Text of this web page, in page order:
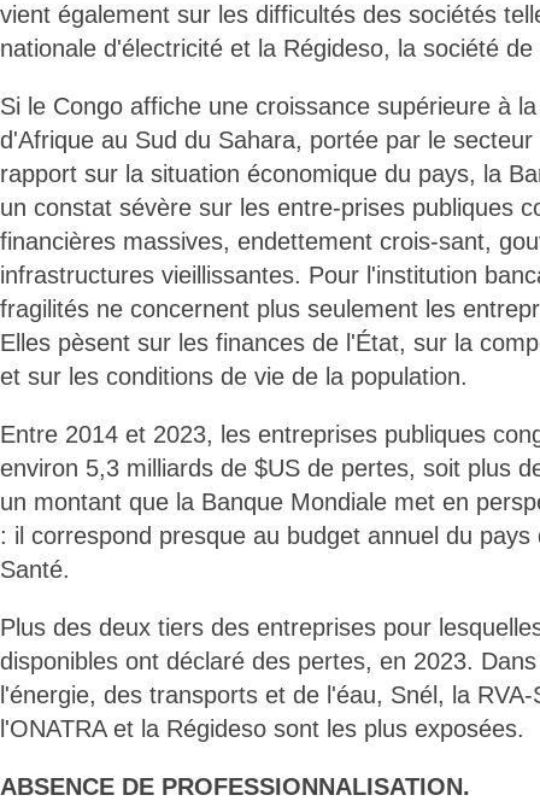
vient également sur les difficultés des sociétés
nationale d'électricité et la Régideso, la société de
Si le Congo affiche une croissance supérieure à
d'Afrique au Sud du Sahara, portée par le
rapport sur la situation économique du pays, la
un constat sévère sur les entre-prises publiques
financières massives, endettement crois-sant,
infrastructures vieillissantes. Pour l'institution
fragilités ne concernent plus seulement les
Elles pèsent sur les finances de l'État, sur la
et sur les conditions de vie de la population.
Entre 2014 et 2023, les entreprises publiques
environ 5,3 milliards de $US de pertes, soit plus
un montant que la Banque Mondiale met en
: il correspond presque au budget annuel du
Santé.
Plus des deux tiers des entreprises pour
disponibles ont déclaré des pertes, en 2023.
l'énergie, des transports et de l'éau, Snél, la
l'ONATRA et la Régideso sont les plus exposées.
ABSENCE DE PROFESSIONNALISATION.